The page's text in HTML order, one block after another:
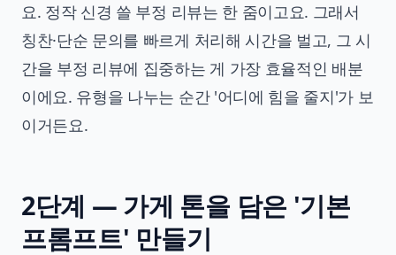
요. 정작 신경 쓸 부정 리뷰는 한 줌이고요. 그래서
칭찬·단순 문의를 빠르게 처리해 시간을 벌고, 그 시
간을 부정 리뷰에 집중하는 게 가장 효율적인 배분
이에요. 유형을 나누는 순간 '어디에 힘을 줄지'가 보
이거든요.
2단계 — 가게 톤을 담은 '기본
프롬프트' 만들기